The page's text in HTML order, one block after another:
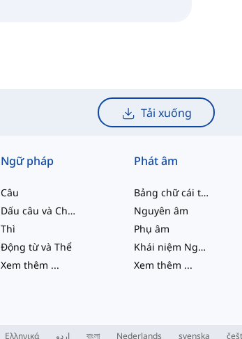
Tải xuống
Ngữ pháp
Câu
Dấu câu và Chính tả
Thì
Động từ và Thể
Xem thêm ...
Phát âm
Bảng chữ cái tiếng Anh
Nguyên âm
Phụ âm
Khái niệm Ngữ âm học
Xem thêm ...
Ελληνικά اردو বাংলা Nederlands svenska